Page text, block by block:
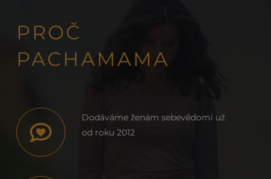
PROČ
PACHAMAMA
Dodáváme ženám sebevědomí už
od roku 2012